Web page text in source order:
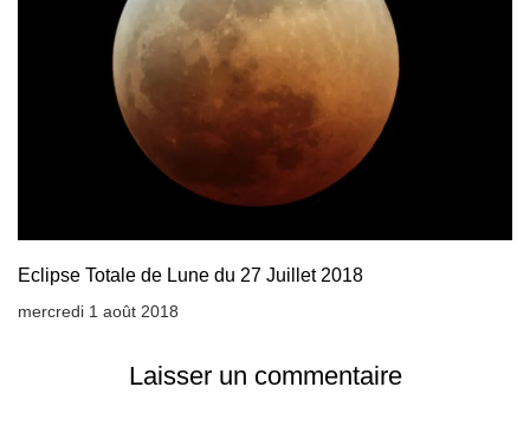
Eclipse Totale de Lune du 27 Juillet 2018
mercredi 1 août 2018
Laisser un commentaire